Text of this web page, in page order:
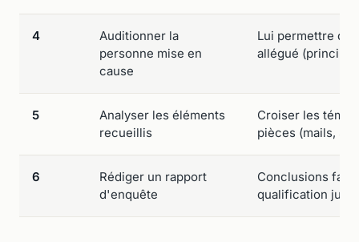
4
Auditionner la
personne mise en
cause
Lui permettre de
allégué (principe
5
Analyser les éléments
recueillis
Croiser les
pièces (mails,
6
Rédiger un rapport
d'enquête
Conclusions
qualification